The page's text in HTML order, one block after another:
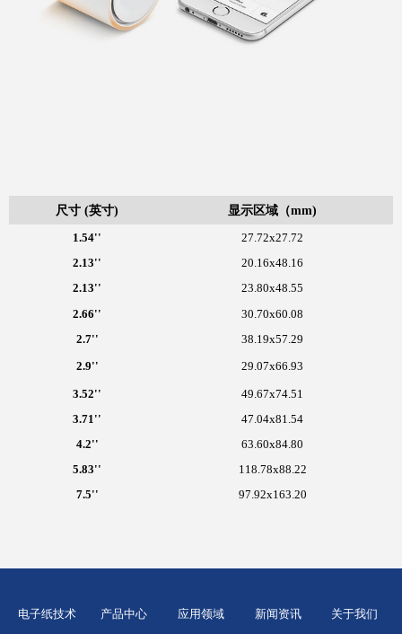
尺寸 (英寸)
显示区域（mm)
1.54''
27.72x27.72
2.13''
20.16x48.16
2.13''
23.80x48.55
2.66''
30.70x60.08
2.7''
38.19x57.29
2.9''
29.07x66.93
3.52''
49.67x74.51
3.71''
47.04x81.54
4.2''
63.60x84.80
5.83''
118.78x88.22
7.5''
97.92x163.20
电子纸技术 产品中心 应用领域 新闻资讯 关于我们